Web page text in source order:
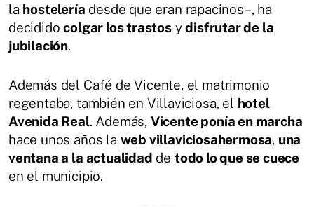
la hostelería desde que eran rapacinos–, ha
decididocolgar los trastosydisfrutar de la
jubilación.
Además del Café de Vicente, el matrimonio
regentaba, también en Villaviciosa, el hotel
Avenida Real. Además, Vicente ponía en marcha
hace unos años la web villaviciosahermosa, una
ventana a la actualidad de todo lo que se cuece
en el municipio.